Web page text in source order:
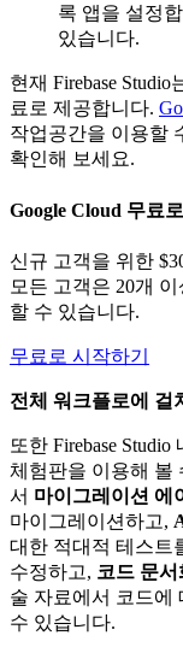
록 앱을 설정
있습니다.
현재 Firebase
료로 제공합니다.
작업공간을 이용할
확인해 보세요.
Google Cloud 무료
신규 고객을 위한
모든 고객은 20개
할 수 있습니다.
무료로 시작하기
전체 워크플로에 걸
또한 Firebase Studio
체험판을 이용해 볼
서 마이그레이션 에
마이그레이션하고,
대한 적대적 테스트
수정하고, 코드 문
술 자료에서 코드에
수 있습니다.